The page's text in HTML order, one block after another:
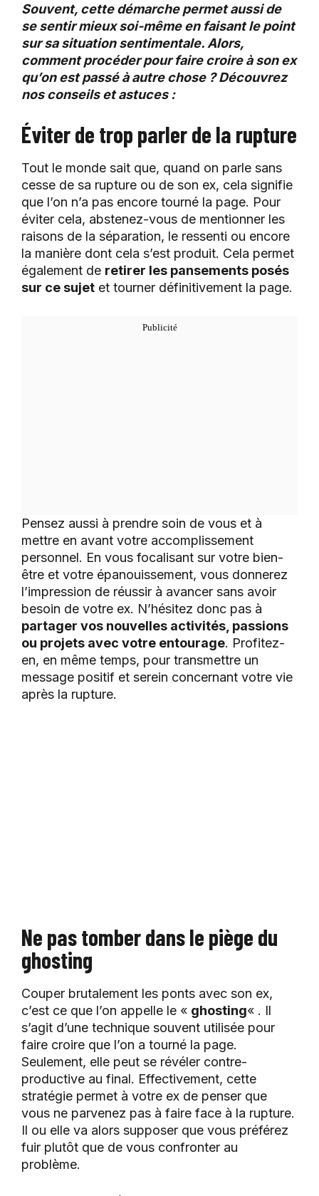
Souvent, cette démarche permet aussi de
se sentir mieux soi-même en faisant le point
sur sa situation sentimentale. Alors,
comment procéder pour faire croire à son ex
qu’on est passé à autre chose ? Découvrez
nos conseils et astuces :
Éviter de trop parler de la rupture
Tout le monde sait que, quand on parle sans
cesse de sa rupture ou de son ex, cela signifie
que l’on n’a pas encore tourné la page. Pour
éviter cela, abstenez-vous de mentionner les
raisons de la séparation, le ressenti ou encore
la manière dont cela s’est produit. Cela permet
également de retirer les pansements posés
sur ce sujet et tourner définitivement la page.
Pensez aussi à prendre soin de vous et à
mettre en avant votre accomplissement
personnel. En vous focalisant sur votre bien-
être et votre épanouissement, vous donnerez
l’impression de réussir à avancer sans avoir
besoin de votre ex. N’hésitez donc pas à
partager vos nouvelles activités, passions
ou projets avec votre entourage. Profitez-
en, en même temps, pour transmettre un
message positif et serein concernant votre vie
après la rupture.
Ne pas tomber dans le piège du
ghosting
Couper brutalement les ponts avec son ex,
c’est ce que l’on appelle le « ghosting« . Il
s’agit d’une technique souvent utilisée pour
faire croire que l’on a tourné la page.
Seulement, elle peut se révéler contre-
productive au final. Effectivement, cette
stratégie permet à votre ex de penser que
vous ne parvenez pas à faire face à la rupture.
Il ou elle va alors supposer que vous préférez
fuir plutôt que de vous confronter au
problème.